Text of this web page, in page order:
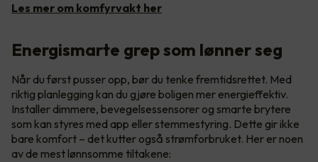
Les mer om komfyrvakt her
Energismarte grep som lønner seg
Når du først pusser opp, bør du tenke fremtidsrettet. Med
riktig planlegging kan du gjøre boligen mer energieffektiv.
Installer dimmere, bevegelsessensorer og smarte brytere
som kan styres med app eller stemmestyring. Dette gir ikke
bare komfort – det kutter også strømforbruket. Her er noen
av de mest lønnsomme tiltakene: